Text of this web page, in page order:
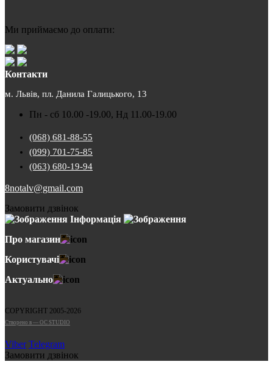
Ми приймаємо до оплати:
Контакти
м. Львів, пл. Данила Галицького, 13
Пн - сб 10.00 -19.00, Нд 11.00-19.00
(068) 681-88-55
(099) 701-75-85
(063) 680-19-94
8notalv@gmail.com
Замовити дзвінок
Інформація
Про магазин
Користувачі
Актуально
COPYRIGHT 2005-2026
Cтворено в — OC STUDIO
Viber Telegram
Замовити дзвінок